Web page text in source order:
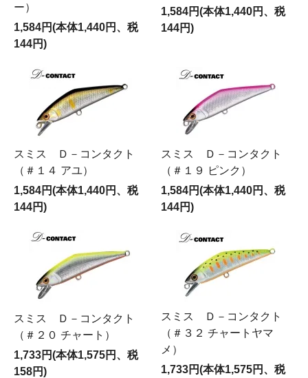
ー）
1,584円(本体1,440円、税
144円)
1,584円(本体1,440円、税
144円)
スミス Ｄ－コンタクト
（＃１４ アユ）
1,584円(本体1,440円、税
144円)
スミス Ｄ－コンタクト
（＃１９ ピンク）
1,584円(本体1,440円、税
144円)
スミス Ｄ－コンタクト
（＃２０ チャート）
1,733円(本体1,575円、税
158円)
スミス Ｄ－コンタクト
（＃３２ チャートヤマ
メ）
1,733円(本体1,575円、税